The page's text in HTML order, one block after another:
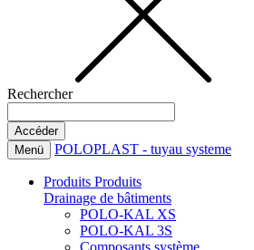
Rechercher
Menü POLOPLAST - tuyau systeme
Produits Produits
Drainage de bâtiments
POLO-KAL XS
POLO-KAL 3S